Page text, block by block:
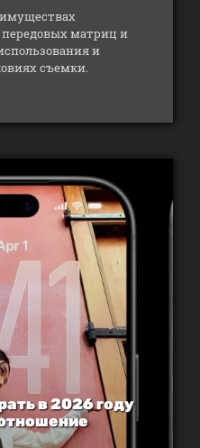
передовых матриц и
и
съемки.
в 2026 году